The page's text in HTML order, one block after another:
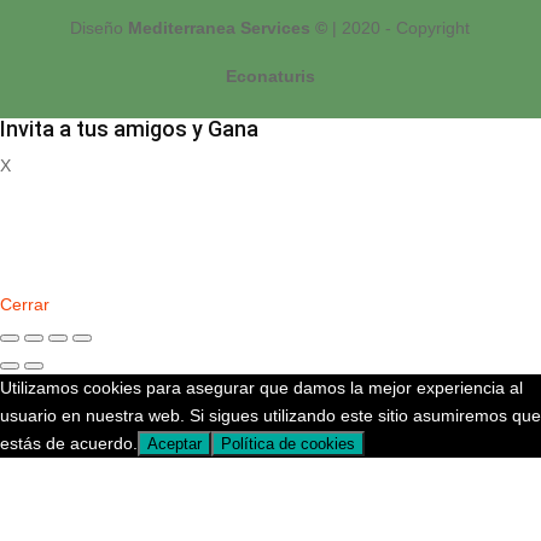
Diseño Mediterranea Services © | 2020 - Copyright
Econaturis
Invita a tus amigos y Gana
X
Cerrar
Utilizamos cookies para asegurar que damos la mejor experiencia al
usuario en nuestra web. Si sigues utilizando este sitio asumiremos que
estás de acuerdo.
Aceptar Política de cookies